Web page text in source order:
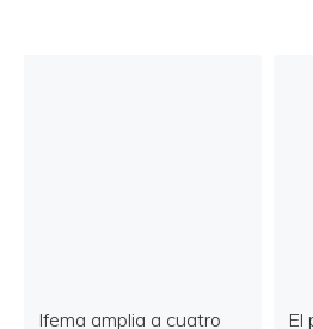
Ifema amplia a cuatro
El